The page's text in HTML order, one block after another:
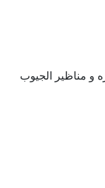
و مناظير الجيوب